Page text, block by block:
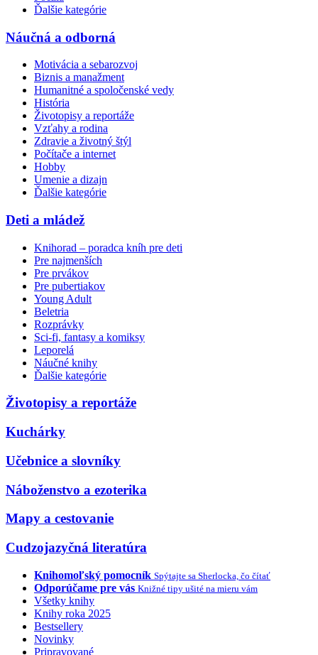
Ďalšie kategórie
Náučná a odborná
Motivácia a sebarozvoj
Biznis a manažment
Humanitné a spoločenské vedy
História
Životopisy a reportáže
Vzťahy a rodina
Zdravie a životný štýl
Počítače a internet
Hobby
Umenie a dizajn
Ďalšie kategórie
Deti a mládež
Knihorad – poradca kníh pre deti
Pre najmenších
Pre prvákov
Pre pubertiakov
Young Adult
Beletria
Rozprávky
Sci-fi, fantasy a komiksy
Leporelá
Náučné knihy
Ďalšie kategórie
Životopisy a reportáže
Kuchárky
Učebnice a slovníky
Náboženstvo a ezoterika
Mapy a cestovanie
Cudzojazyčná literatúra
Knihomoľský pomocník Spýtajte sa Sherlocka, čo čítať
Odporúčame pre vás Knižné tipy ušité na mieru vám
Všetky knihy
Knihy roka 2025
Bestsellery
Novinky
Pripravované